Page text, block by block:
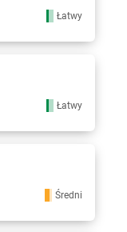
Łatwy
Łatwy
Średni